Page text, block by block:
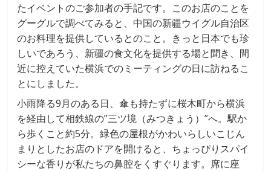
たイベントのご参加者の手記です。このお店のことを
グーグルで調べてみると、中国の新疆ウイグル自治区
のお料理を提供しているとのこと。きっと日本でも珍
しいであろう、新疆の食文化を提供する場と聞き、間
近に控えていた横浜でのミーティングの日に訪ねるこ
とにしました。
小雨降る9月のある日、傘も持たずに桜木町から横浜
を経由して相鉄線の”三ツ境（みつきょう）”へ。駅か
ら歩くこと約5分。緑色の屋根がかわいらしいこじん
まりとしたお店のドアを開けると、ちょっぴりスパイ
シーな香りが私たちの鼻腔をくすぐります。席に座